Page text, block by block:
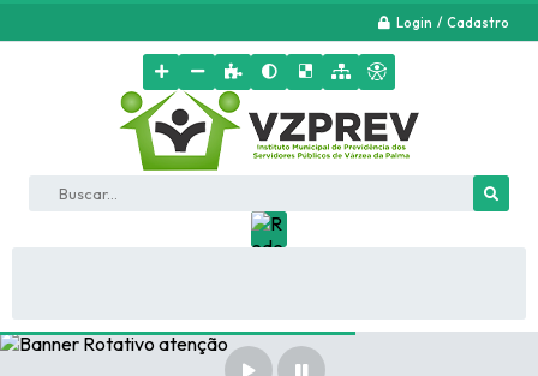
Login / Cadastro
Buscar...